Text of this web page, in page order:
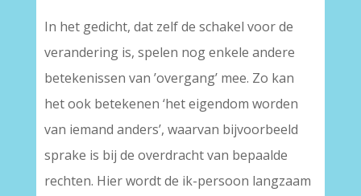
In het gedicht, dat zelf de schakel voor de
verandering is, spelen nog enkele andere
betekenissen van ’overgang’ mee. Zo kan
het ook betekenen ‘het eigendom worden
van iemand anders’, waarvan bijvoorbeeld
sprake is bij de overdracht van bepaalde
rechten. Hier wordt de ik-persoon langzaam